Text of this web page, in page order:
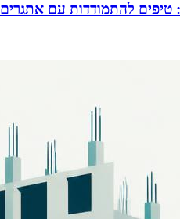
טיפים להתמודדות עם אתגרים